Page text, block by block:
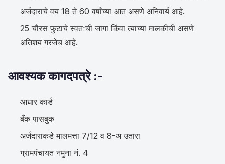
अर्जदाराचे वय 18 ते 60 वर्षांच्या आत असणे अनिवार्य आहे.
25 चौरस फुटाचे स्वतःची जागा किंवा त्याच्या मालकीची असणे
अतिशय गरजेच आहे.
आवश्यक कागदपत्रे :-
आधार कार्ड
बँक पासबुक
अर्जदाराकडे मालमत्ता 7/12 व 8-अ उतारा
ग्रामपंचायत नमुना नं. 4